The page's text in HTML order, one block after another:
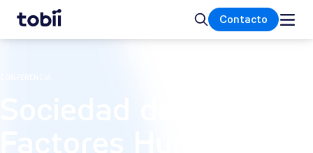
Inicio BuscarContacto